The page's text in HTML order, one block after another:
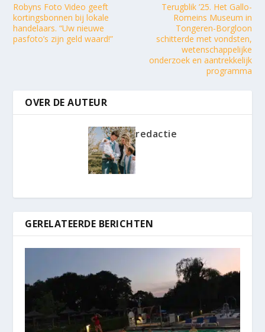
Robyns Foto Video geeft
kortingsbonnen bij lokale
handelaars. “Uw nieuwe
pasfoto’s zijn geld waard!”
Terugblik ’25. Het Gallo-
Romeins Museum in
Tongeren-Borgloon
schitterde met vondsten,
wetenschappelijke
onderzoek en aantrekkelijk
programma
OVER DE AUTEUR
redactie
GERELATEERDE BERICHTEN